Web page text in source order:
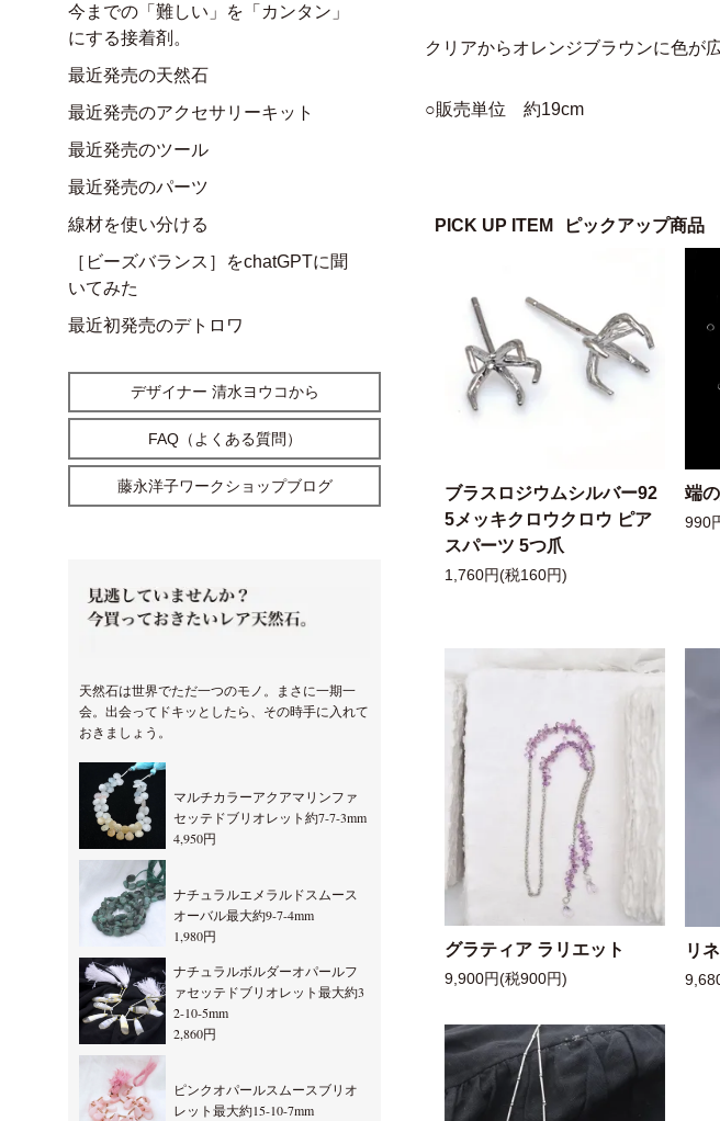
クリアからオレンジブラウンに色が
○販売単位 約19cm
PICK UP ITEM ピックアップ商品
ブラスロジウムシルバー92
5メッキクロウクロウ ピア
スパーツ 5つ爪
1,760円(税160円)
端
990
グラティア ラリエット
9,900円(税900円)
リ
今までの「難しい」を「カンタン」
にする接着剤。
最近発売の天然石
最近発売のアクセサリーキット
最近発売のツール
最近発売のパーツ
線材を使い分ける
［ビーズバランス］をchatGPTに聞
いてみた
最近初発売のデトロワ
デザイナー 清水ヨウコから
FAQ（よくある質問）
藤永洋子ワークショップブログ
天然石は世界でただ一つのモノ。まさに一期一
会。出会ってドキッとしたら、その時手に入れて
おきましょう。
マルチカラーアクアマリンファ
セッテドブリオレット約7-7-3mm
4,950円
ナチュラルエメラルドスムース
オーバル最大約9-7-4mm
1,980円
ナチュラルボルダーオパールフ
ァセッテドブリオレット最大約3
2-10-5mm
2,860円
ピンクオパールスムースブリオ
レット最大約15-10-7mm